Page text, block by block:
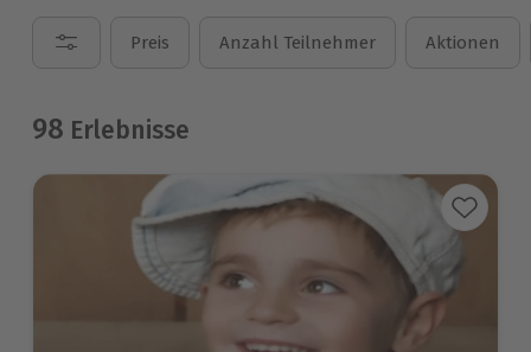
Preis Anzahl Teilnehmer Aktionen
98 Erlebnisse